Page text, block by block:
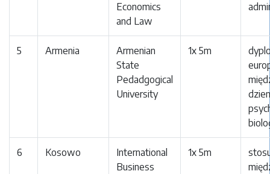
Economics
and Law
5 Armenia
Armenian
State
Pedadgogical
University
1x 5m
6 Kosowo
International
Business
1x 5m